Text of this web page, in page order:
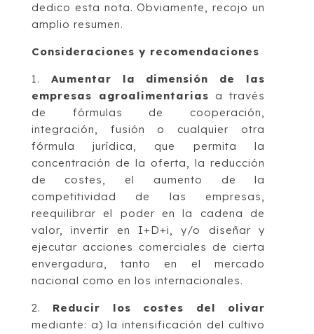
dedico esta nota. Obviamente, recojo un
amplio resumen.
Consideraciones y recomendaciones
1. Aumentar la dimensión de las
empresas agroalimentarias a través
de fórmulas de cooperación,
integración, fusión o cualquier otra
fórmula jurídica, que permita la
concentración de la oferta, la reducción
de costes, el aumento de la
competitividad de las empresas,
reequilibrar el poder en la cadena de
valor, invertir en I+D+i, y/o diseñar y
ejecutar acciones comerciales de cierta
envergadura, tanto en el mercado
nacional como en los internacionales.
2. Reducir los costes del olivar
mediante: a) la intensificación del cultivo